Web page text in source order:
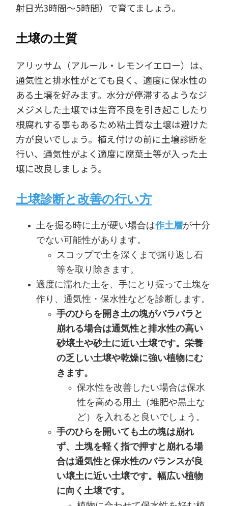
射日光3時間～5時間）で育てましょう。
土壌の土質
アリッサム（アルール・レモンイエロー）は、
通気性と排水性がとても良く、適度に保水性の
ある土壌を好みます。水分が停滞するようなジ
メジメした土壌では生育不良を引き起こしたり
根腐れする事もあるため粘土質な土壌は避けた
方が良いでしょう。植え付けの前に土壌診断を
行い、通気性がよく適度に腐葉土等が入った土
壌に改良しましょう。
土壌診断と改善の行い方
土を掘る時に土が硬い場合は作土層が十分
でない可能性があります。
スコップで土を深くまで掘り返し石
等を取り除きます。
適度に濡れた土を、手にとり握って土塊を
作り、通気性・保水性などを診断します。
手のひらを開き土の塊がバラバラと
崩れる場合は通気性と排水性の高い
砂壌土や砂土に近い土壌です。栄養
の乏しい土壌や乾燥に強い植物にむ
きます。
保水性を改善したい場合は保水
性を高める用土（堆肥や黒土な
ど）を入れると良いでしょう。
手のひらを開いても土の塊は崩れ
ず、土塊を軽く指で押すと崩れる場
合は通気性と保水性のバランスが良
い壌土に近い土壌です。幅広い植物
に向く土壌です。